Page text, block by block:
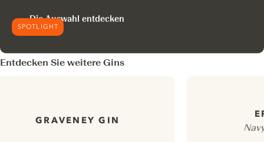
SPOTLIGHT
Die Auswahl entdecken
Entdecken Sie weitere Gins
GRAVENEY GIN